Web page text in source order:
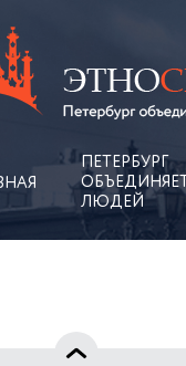
ПЕТЕРБУРГ
ОБЪЕДИНЯЕТ
ЛЮДЕЙ